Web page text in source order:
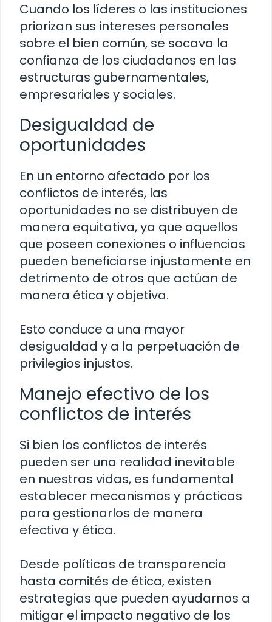
Cuando los líderes o las instituciones
priorizan sus intereses personales
sobre el bien común, se socava la
confianza de los ciudadanos en las
estructuras gubernamentales,
empresariales y sociales.
Desigualdad de
oportunidades
En un entorno afectado por los
conflictos de interés, las
oportunidades no se distribuyen de
manera equitativa, ya que aquellos
que poseen conexiones o influencias
pueden beneficiarse injustamente en
detrimento de otros que actúan de
manera ética y objetiva.
Esto conduce a una mayor
desigualdad y a la perpetuación de
privilegios injustos.
Manejo efectivo de los
conflictos de interés
Si bien los conflictos de interés
pueden ser una realidad inevitable
en nuestras vidas, es fundamental
establecer mecanismos y prácticas
para gestionarlos de manera
efectiva y ética.
Desde políticas de transparencia
hasta comités de ética, existen
estrategias que pueden ayudarnos a
mitigar el impacto negativo de los